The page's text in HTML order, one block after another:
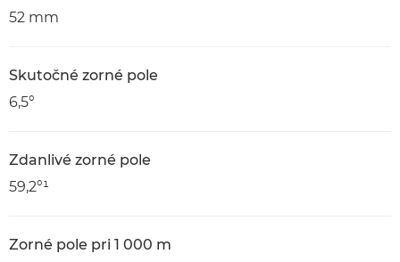
52 mm
Skutočné zorné pole
6,5°
Zdanlivé zorné pole
59,2°¹
Zorné pole pri 1 000 m